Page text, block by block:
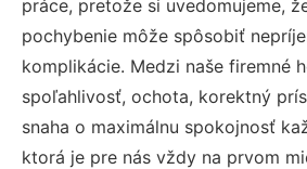
práce, pretože si uvedomujeme,
pochybenie môže spôsobiť
komplikácie. Medzi naše firemné
spoľahlivosť, ochota, korektný
snaha o maximálnu spokojnosť
ktorá je pre nás vždy na prvom